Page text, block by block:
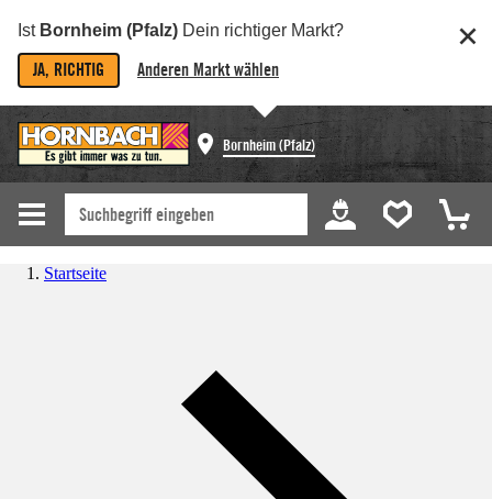
Ist Bornheim (Pfalz) Dein richtiger Markt?
JA, RICHTIG Anderen Markt wählen
Bornheim (Pfalz)
Startseite